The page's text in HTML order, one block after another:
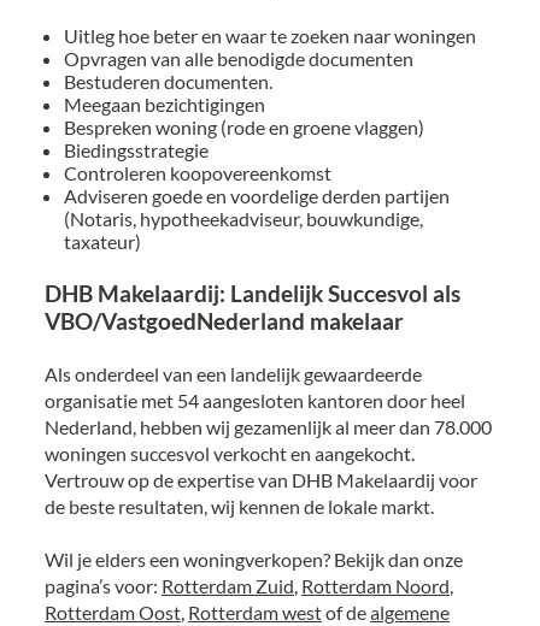
Uitleg hoe beter en waar te zoeken naar woningen
Opvragen van alle benodigde documenten
Bestuderen documenten.
Meegaan bezichtigingen
Bespreken woning (rode en groene vlaggen)
Biedingsstrategie
Controleren koopovereenkomst
Adviseren goede en voordelige derden partijen
(Notaris, hypotheekadviseur, bouwkundige,
taxateur)
DHB Makelaardij: Landelijk Succesvol als
VBO/VastgoedNederland makelaar
Als onderdeel van een landelijk gewaardeerde
organisatie met 54 aangesloten kantoren door heel
Nederland, hebben wij gezamenlijk al meer dan 78.000
woningen succesvol verkocht en aangekocht.
Vertrouw op de expertise van DHB Makelaardij voor
de beste resultaten, wij kennen de lokale markt.
Wil je elders een woningverkopen? Bekijk dan onze
pagina’s voor: Rotterdam Zuid, Rotterdam Noord,
Rotterdam Oost, Rotterdam westof dealgemene